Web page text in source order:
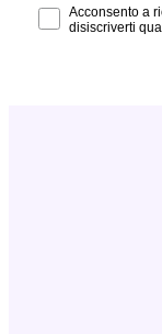
Acconsento
Acconsento a
disiscriverti